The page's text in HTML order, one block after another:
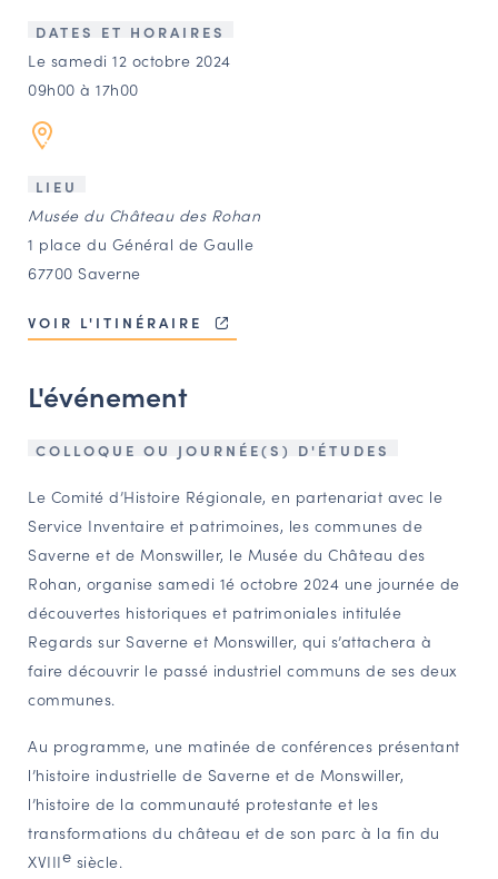
CONTACT
Agenda
Annuaire
Ressources
BOURSE D’ÉCHANGE
CARTES DES NAUDIN
Espace acteurs
NAVIGATION FILTRÉE « ACTEURS »
PORTAIL CULTURE
Comité d'Histoire Régionale
Service Inventaire et Patrimoines de la Région Grand Est
Amateurs d’histoire et de patrimoine
Responsables de structures
Étudiants & chercheurs
DATES ET HORAIRES
Le samedi 12 octobre 2024
09h00 à 17h00
LIEU
Musée du Château des Rohan
1 place du Général de Gaulle
67700 Saverne
VOIR L'ITINÉRAIRE
L'événement
COLLOQUE OU JOURNÉE(S) D'ÉTUDES
Le Comité d’Histoire Régionale, en partenariat avec le
Service Inventaire et patrimoines, les communes de
Saverne et de Monswiller, le Musée du Château des
Rohan, organise samedi 1é octobre 2024 une journée de
découvertes historiques et patrimoniales intitulée
Regards sur Saverne et Monswiller, qui s’attachera à
faire découvrir le passé industriel communs de ses deux
communes.
Au programme, une matinée de conférences présentant
l’histoire industrielle de Saverne et de Monswiller,
l’histoire de la communauté protestante et les
transformations du château et de son parc à la fin du
XVIIIe siècle.